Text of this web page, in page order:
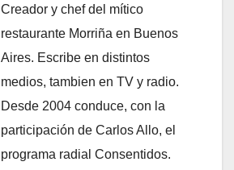
Creador y chef del mítico
restaurante Morriña en Buenos
Aires. Escribe en distintos
medios, tambien en TV y radio.
Desde 2004 conduce, con la
participación de Carlos Allo, el
programa radial Consentidos.